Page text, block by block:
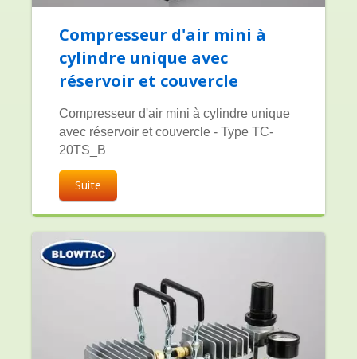
Compresseur d'air mini à
cylindre unique avec
réservoir et couvercle
Compresseur d'air mini à cylindre unique
avec réservoir et couvercle - Type TC-
20TS_B
Suite